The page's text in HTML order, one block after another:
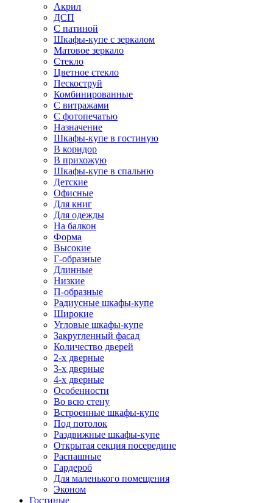
Акрил
ДСП
С патиной
Шкафы-купе с зеркалом
Матовое зеркало
Стекло
Цветное стекло
Пескоструй
Комбинированные
С витражами
С фотопечатью
Назначение
Шкафы-купе в гостиную
В коридор
В прихожую
Шкафы-купе в спальню
Детские
Офисные
Для книг
Для одежды
На балкон
Форма
Высокие
Г-образные
Длинные
Низкие
П-образные
Радиусные шкафы-купе
Широкие
Угловые шкафы-купе
Закругленный фасад
Количество дверей
2-х дверные
3-х дверные
4-х дверные
Особенности
Во всю стену
Встроенные шкафы-купе
Под потолок
Раздвижные шкафы-купе
Открытая секция посередине
Распашные
Гардероб
Для маленького помещения
Эконом
Гостиные